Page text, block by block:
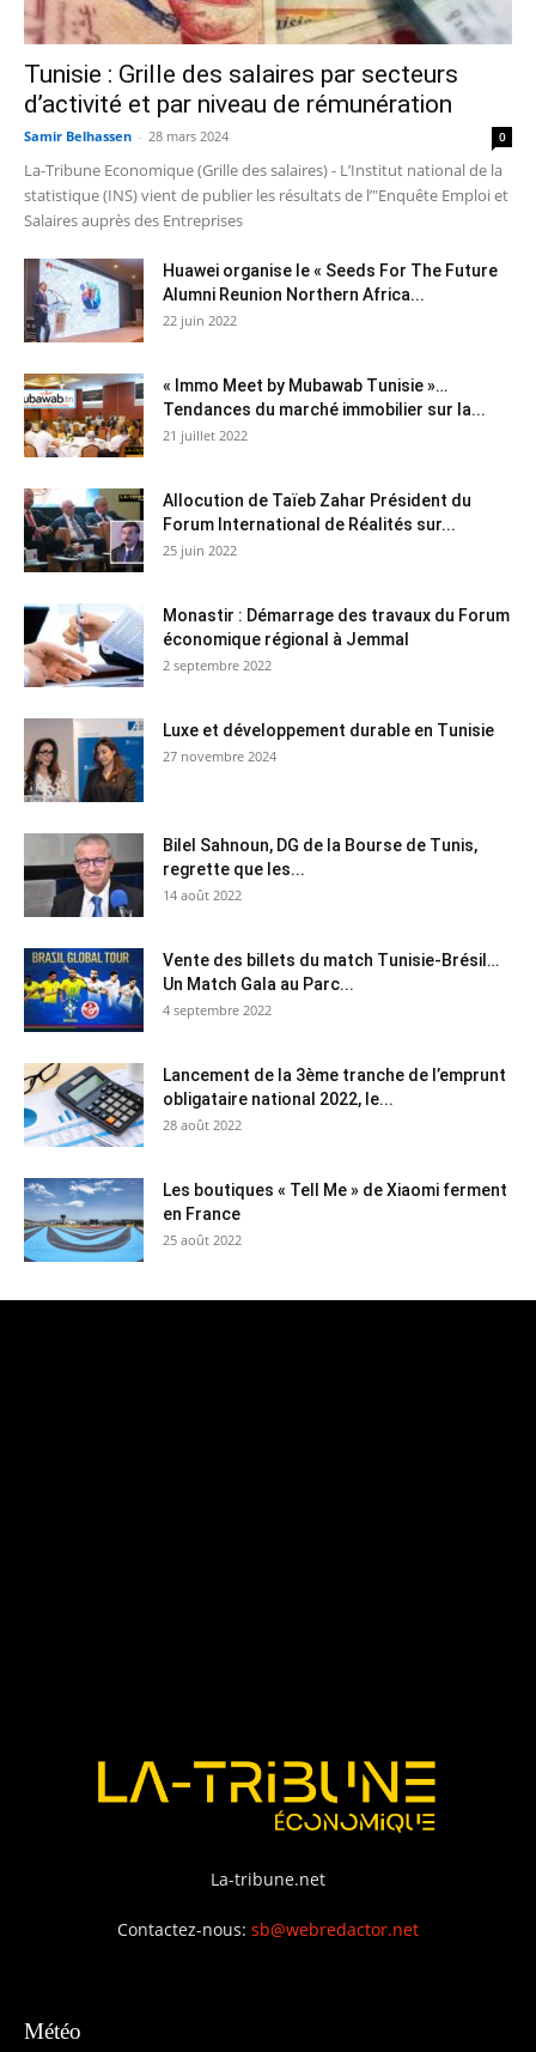
Tunisie : Grille des salaires par secteurs
d’activité et par niveau de rémunération
Samir Belhassen - 28 mars 2024 0
La-Tribune Economique (Grille des salaires) - L’Institut national de la
statistique (INS) vient de publier les résultats de l’"Enquête Emploi et
Salaires auprès des Entreprises
Huawei organise le « Seeds For The Future
Alumni Reunion Northern Africa...
22 juin 2022
« Immo Meet by Mubawab Tunisie »…
Tendances du marché immobilier sur la...
21 juillet 2022
Allocution de Taïeb Zahar Président du
Forum International de Réalités sur...
25 juin 2022
Monastir : Démarrage des travaux du Forum
économique régional à Jemmal
2 septembre 2022
Luxe et développement durable en Tunisie
27 novembre 2024
Bilel Sahnoun, DG de la Bourse de Tunis,
regrette que les...
14 août 2022
Vente des billets du match Tunisie-Brésil…
Un Match Gala au Parc...
4 septembre 2022
Lancement de la 3ème tranche de l’emprunt
obligataire national 2022, le...
28 août 2022
Les boutiques « Tell Me » de Xiaomi ferment
en France
25 août 2022
La-tribune.net
Contactez-nous: sb@webredactor.net
Météo